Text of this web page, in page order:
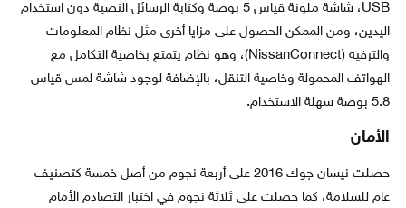
USB، شاشة ملونة قياس 5 بوصة وكتابة الرسائل النصية دون استخدام
اليدين، ومن الممكن الحصول على مزايا أخرى مثل نظام المعلومات
والترفيه (NissanConnect)، وهو نظام يتمتع بخاصية التكامل مع
الهواتف المحمولة وخاصية التنقل، بالإضافة لوجود شاشة لمس قياس
5.8 بوصة سهلة الاستخدام.
الأمان
حصلت نيسان جوك 2016 على أربعة نجوم من أصل خمسة كتصنيف
عام للسلامة، كما حصلت على ثلاثة نجوم في اختبار التصادم الأمام